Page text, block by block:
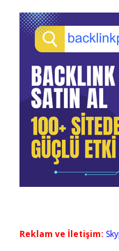
Reklam ve İletişim: